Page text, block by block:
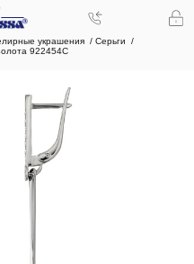
украшения
Серьги
922454С